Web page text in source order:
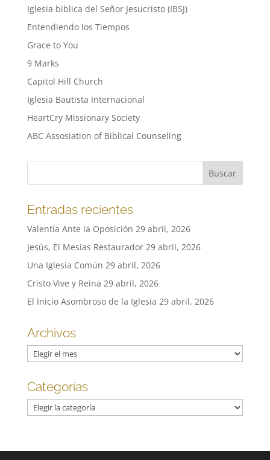
Iglesia biblica del Señor Jesucristo (IBSJ)
Entendiendo los Tiempos
Grace to You
9 Marks
Capitol Hill Church
Iglesia Bautista Internacional
HeartCry Missionary Society
ABC Assosiation of Biblical Counseling
Entradas recientes
Valentía Ante la Oposición 29 abril, 2026
Jesús, El Mesías Restaurador 29 abril, 2026
Una Iglesia Común 29 abril, 2026
Cristo Vive y Reina 29 abril, 2026
El Inicio Asombroso de la Iglesia 29 abril, 2026
Archivos
Archivos
Categorías
Categorías